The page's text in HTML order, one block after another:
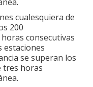
cualesquiera de
200
consecutivas
estaciones
se superan los
tres horas